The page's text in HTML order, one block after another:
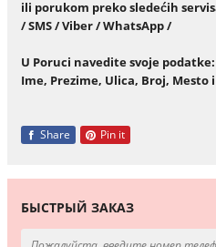
ili porukom preko sledećih
/ SMS / Viber / WhatsApp /
U Poruci navedite svoje podatke:
Ime, Prezime, Ulica, Broj,
Share Pin it
БЫСТРЫЙ ЗАКАЗ